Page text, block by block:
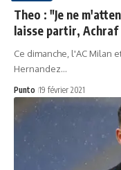
Theo : "Je ne
laisse partir,
Ce dimanche, l'AC Milan
Hernandez…
Punto 19 février 2021